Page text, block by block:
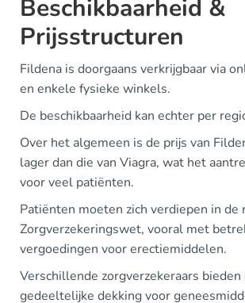
Beschikbaarheid &
Prijsstructuren
Fildena is doorgaans verkrijgbaar via
en enkele fysieke winkels.
De beschikbaarheid kan echter per
Over het algemeen is de prijs van
lager dan die van Viagra, wat het
voor veel patiënten.
Patiënten moeten zich verdiepen in de
Zorgverzekeringswet, vooral met
vergoedingen voor erectiemiddelen.
Verschillende zorgverzekeraars bieden
gedeeltelijke dekking voor